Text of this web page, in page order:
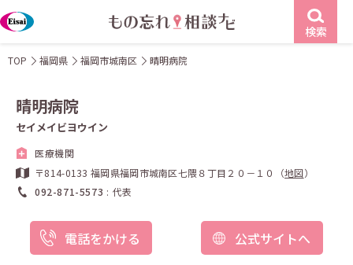
検索
TOP 福岡県 福岡市城南区 晴明病院
晴明病院
セイメイビヨウイン
医療機関
〒814-0133 福岡県福岡市城南区七隈８丁目２０－１０（地図）
092-871-5573
代表
電話をかける 公式サイトへ